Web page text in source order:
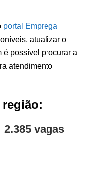
portal Emprega
atualizar o
é possível procurar a
atendimento
vagas